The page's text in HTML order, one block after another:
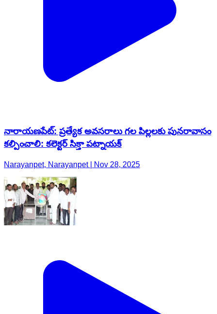
నారాయణపేట్: ప్రత్యేక అవసరాలు గల పిల్లలకు పునరావాసం
కల్పించాలి: కలెక్టర్ సిక్తా పట్నాయక్
Narayanpet, Narayanpet | Nov 28, 2025